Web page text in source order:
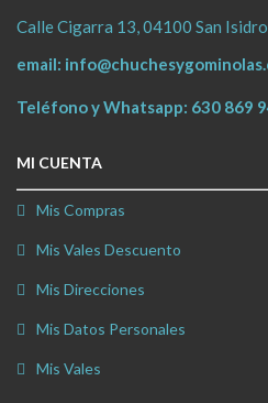
Calle Cigarra 13, 04100 San
email:
Teléfono y Whatsapp: 630 869
MI CUENTA
Mis Compras
Mis Vales Descuento
Mis Direcciones
Mis Datos Personales
Mis Vales